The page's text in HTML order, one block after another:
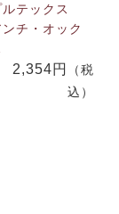
ルテックス
ンチ・オック
2,354円
（税
込）